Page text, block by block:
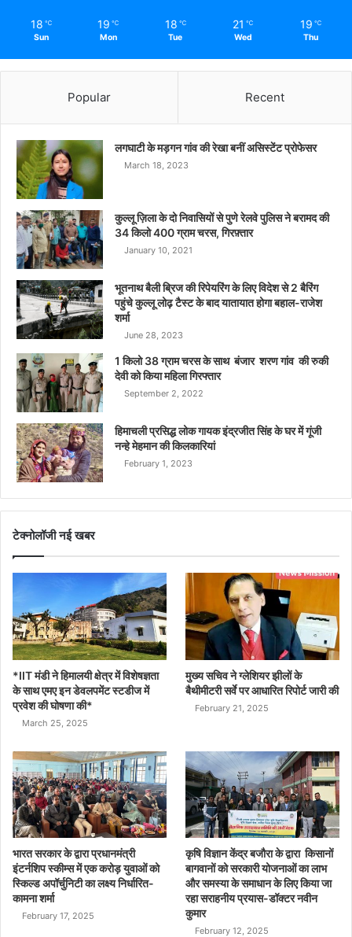
18 ℃
Sun
19 ℃
Mon
18 ℃
Tue
21 ℃
Wed
19 ℃
Thu
Popular Recent
लगघाटी के मड़गन गांव की रेखा बनीं असिस्टेंट प्रोफेसर
March 18, 2023
कुल्लू ज़िला के दो निवासियों से पुणे रेलवे पुलिस ने बरामद की
34 किलो 400 ग्राम चरस, गिरफ़्तार
January 10, 2021
भूतनाथ बैली ब्रिज की रिपेयरिंग के लिए विदेश से 2 बैरिंग
पहुंचे कुल्लू लोढ़ टैस्ट के बाद यातायात होगा बहाल-राजेश
शर्मा
June 28, 2023
1 किलो 38 ग्राम चरस के साथ बंजार शरण गांव की रुकी
देवी को किया महिला गिरफ्तार
September 2, 2022
हिमाचली प्रसिद्ध लोक गायक इंद्रजीत सिंह के घर में गूंजी
नन्हे मेहमान की किलकारियां
February 1, 2023
टेक्नोलॉजी नई खबर
*IIT मंडी ने हिमालयी क्षेत्र में विशेषज्ञता
के साथ एमए इन डेवलपमेंट स्टडीज में
प्रवेश की घोषणा की*
March 25, 2025
मुख्य सचिव ने ग्लेशियर झीलों के
बैथीमीटरी सर्वे पर आधारित रिपोर्ट जारी की
February 21, 2025
भारत सरकार के द्वारा प्रधानमंत्री
इंटर्नशिप स्कीम्स में एक करोड़ युवाओं को
स्किल्ड अपॉर्चुनिटी का लक्ष्य निर्धारित-
कामना शर्मा
February 17, 2025
कृषि विज्ञान केंद्र बजौरा के द्वारा किसानों
बागवानों को सरकारी योजनाओं का लाभ
और समस्या के समाधान के लिए किया जा
रहा सराहनीय प्रयास-डॉक्टर नवीन
कुमार
February 12, 2025